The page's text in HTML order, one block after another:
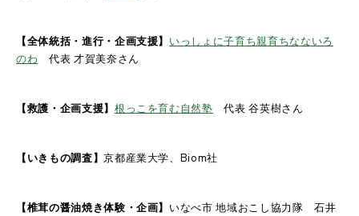
【全体統括・進行・企画支援】 いっしょに子育ち親育ちなないろ
のわ 代表 才賀美奈さん
【救護・企画支援】 根っこを育む自然塾 代表 谷英樹さん
【いきもの調査】京都産業大学、Biom社
【椎茸の醤油焼き体験 ・企画】 いなべ市 地域おこし協力隊 石井